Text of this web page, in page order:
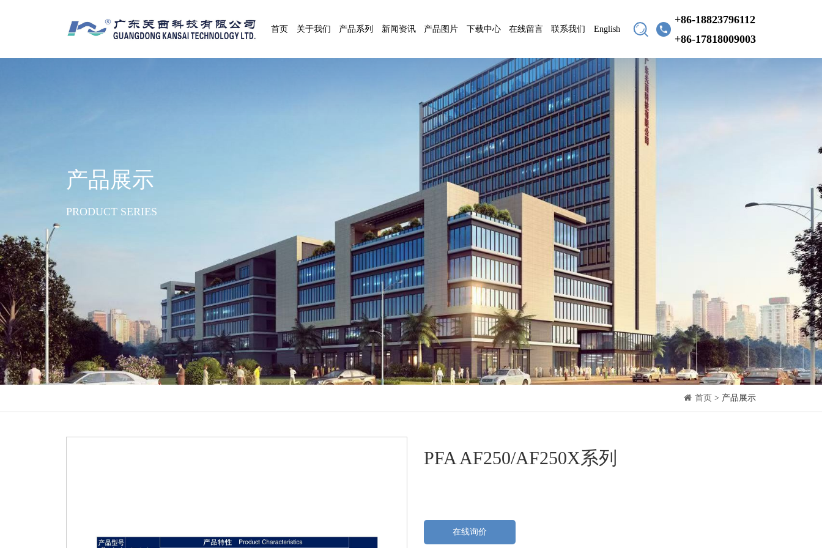
首页 关于我们 产品系列 新闻资讯 产品图片 下载中心 在线留言 联系我们 English
+86-18823796112
+86-17818009003
产品展示
PRODUCT SERIES
首页 > 产品展示
PFA AF250/AF250X系列
在线询价